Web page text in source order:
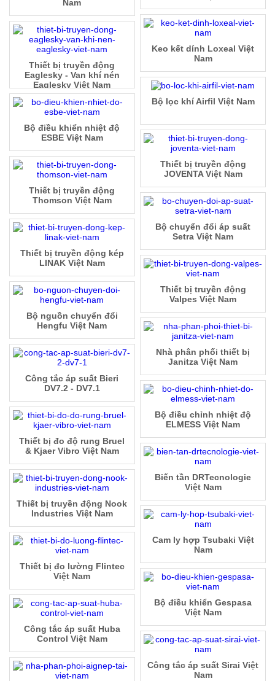
Nam
Keo kết dính Loxeal Việt
Nam
Thiết bị truyền động
Eaglesky - Van khí nén
Eaglesky Việt Nam
Bộ lọc khí Airfil Việt Nam
Bộ điều khiển nhiệt độ
ESBE Việt Nam
Thiết bị truyền động
JOVENTA Việt Nam
Thiết bị truyền động
Thomson Việt Nam
Bộ chuyển đổi áp suất
Setra Việt Nam
Thiết bị truyền động kép
LINAK Việt Nam
Thiết bị truyền động
Valpes Việt Nam
Bộ nguồn chuyển đổi
Hengfu Việt Nam
Nhà phân phối thiết bị
Janitza Việt Nam
Công tắc áp suất Bieri
DV7.2 - DV7.1
Bộ điều chỉnh nhiệt độ
ELMESS Việt Nam
Thiết bị đo độ rung Bruel
& Kjaer Vibro Việt Nam
Biến tần DRTecnologie
Việt Nam
Thiết bị truyền động Nook
Industries Việt Nam
Cam ly hợp Tsubaki Việt
Nam
Thiết bị đo lường Flintec
Việt Nam
Bộ điều khiển Gespasa
Việt Nam
Công tắc áp suất Huba
Control Việt Nam
Công tắc áp suất Sirai Việt
Nam